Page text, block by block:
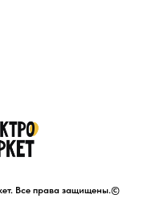
Все права защищены.©